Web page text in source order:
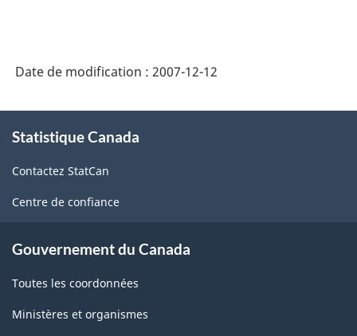
Date de modification : 2007-12-12
propos
ce
site
Statistique Canada
Contactez StatCan
Centre de confiance
Gouvernement du Canada
Toutes les coordonnées
Ministères et organismes